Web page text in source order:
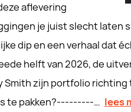
aflevering
je juist slecht laten
dip en een verhaal dat
helft van 2026, de
Smith zijn portfolio
te pakken?---------… lees